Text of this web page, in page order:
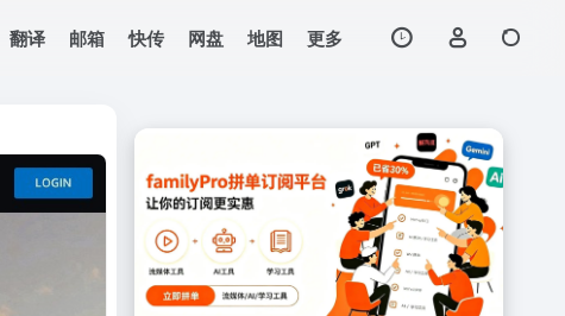
翻译 邮箱 快传 网盘 地图 更多